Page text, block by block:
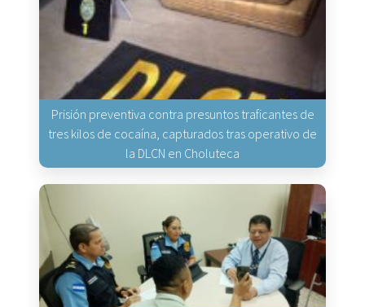
Prisión preventiva contra presuntos traficantes de
tres kilos de cocaína, capturados tras operativo de
la DLCN en Choluteca